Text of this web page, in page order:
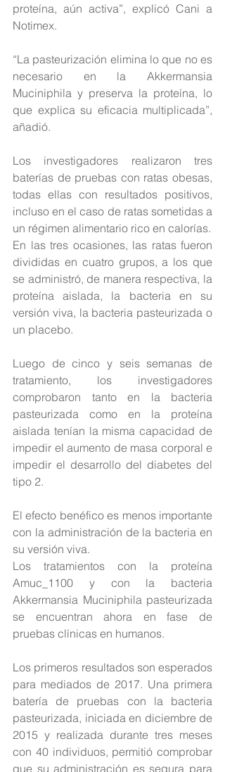
proteína, aún activa”, explicó Cani a
Notimex.
“La pasteurización elimina lo que no es
necesario en la Akkermansia
Muciniphila y preserva la proteína, lo
que explica su eficacia multiplicada”,
añadió.
Los investigadores realizaron tres
baterías de pruebas con ratas obesas,
todas ellas con resultados positivos,
incluso en el caso de ratas sometidas a
un régimen alimentario rico en calorías.
En las tres ocasiones, las ratas fueron
divididas en cuatro grupos, a los que
se administró, de manera respectiva, la
proteína aislada, la bacteria en su
versión viva, la bacteria pasteurizada o
un placebo.
Luego de cinco y seis semanas de
tratamiento, los investigadores
comprobaron tanto en la bacteria
pasteurizada como en la proteína
aislada tenían la misma capacidad de
impedir el aumento de masa corporal e
impedir el desarrollo del diabetes del
tipo 2.
El efecto benéfico es menos importante
con la administración de la bacteria en
su versión viva.
Los tratamientos con la proteína
Amuc_1100 y con la bacteria
Akkermansia Muciniphila pasteurizada
se encuentran ahora en fase de
pruebas clínicas en humanos.
Los primeros resultados son esperados
para mediados de 2017. Una primera
batería de pruebas con la bacteria
pasteurizada, iniciada en diciembre de
2015 y realizada durante tres meses
con 40 individuos, permitió comprobar
que su administración es segura para